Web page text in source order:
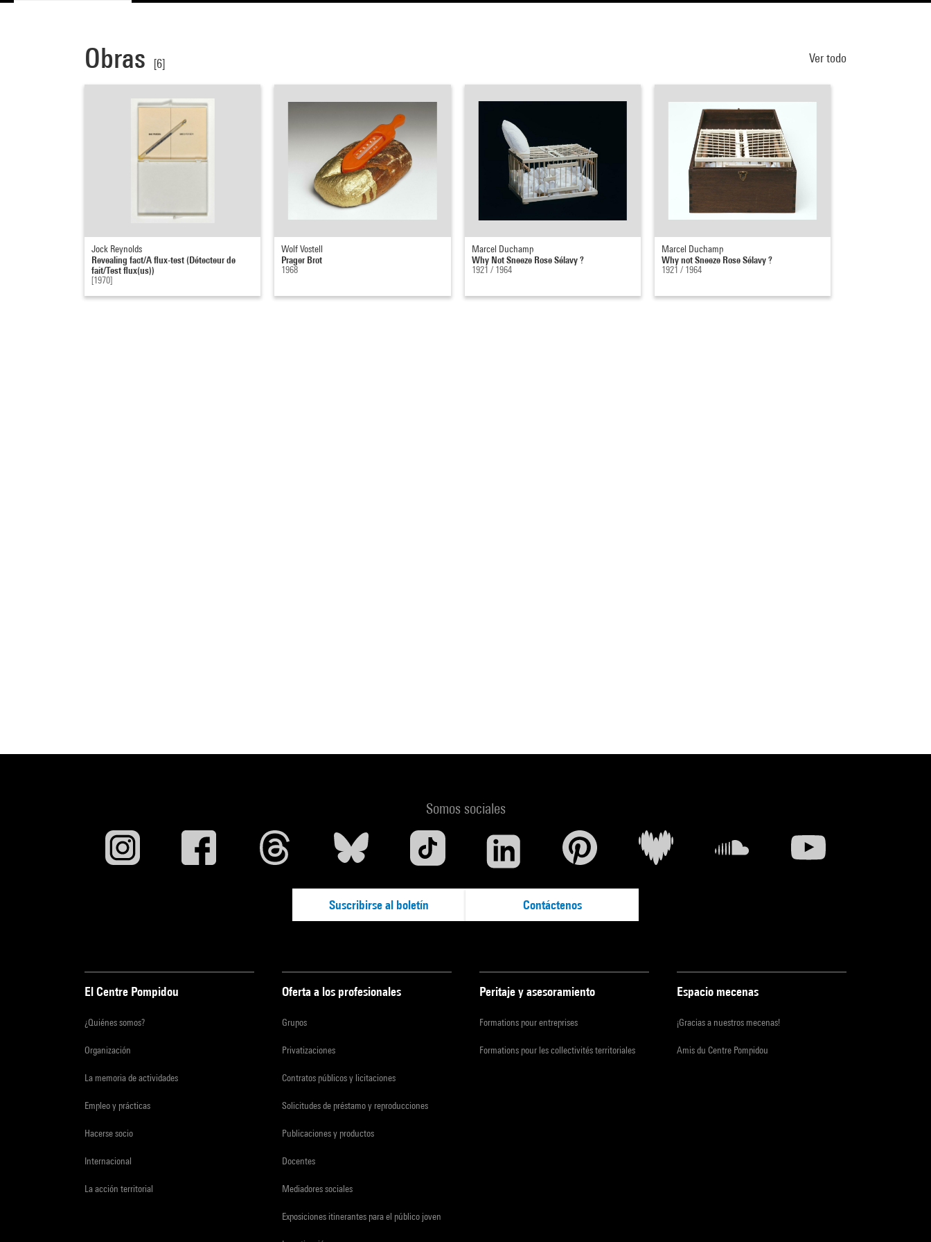
Obras [6] Ver todo
Jock Reynolds
Revealing fact/A flux-test (Détecteur de
fait/Test flux(us))
[1970]
Wolf Vostell
Prager Brot
1968
Marcel Duchamp
Why Not Sneeze Rose Sélavy ?
1921 / 1964
Marcel Duchamp
Why not Sneeze Rose Sélavy ?
1921 / 1964
Somos sociales
Suscribirse al boletín Contáctenos
El Centre Pompidou
¿Quiénes somos?
Organización
La memoria de actividades
Empleo y prácticas
Hacerse socio
Internacional
La acción territorial
Oferta a los profesionales
Grupos
Privatizaciones
Contratos públicos y licitaciones
Solicitudes de préstamo y reproducciones
Publicaciones y productos
Docentes
Mediadores sociales
Exposiciones itinerantes para el público joven
Peritaje y asesoramiento
Formations pour entreprises
Formations pour les collectivités territoriales
Espacio mecenas
¡Gracias a nuestros mecenas!
Amis du Centre Pompidou